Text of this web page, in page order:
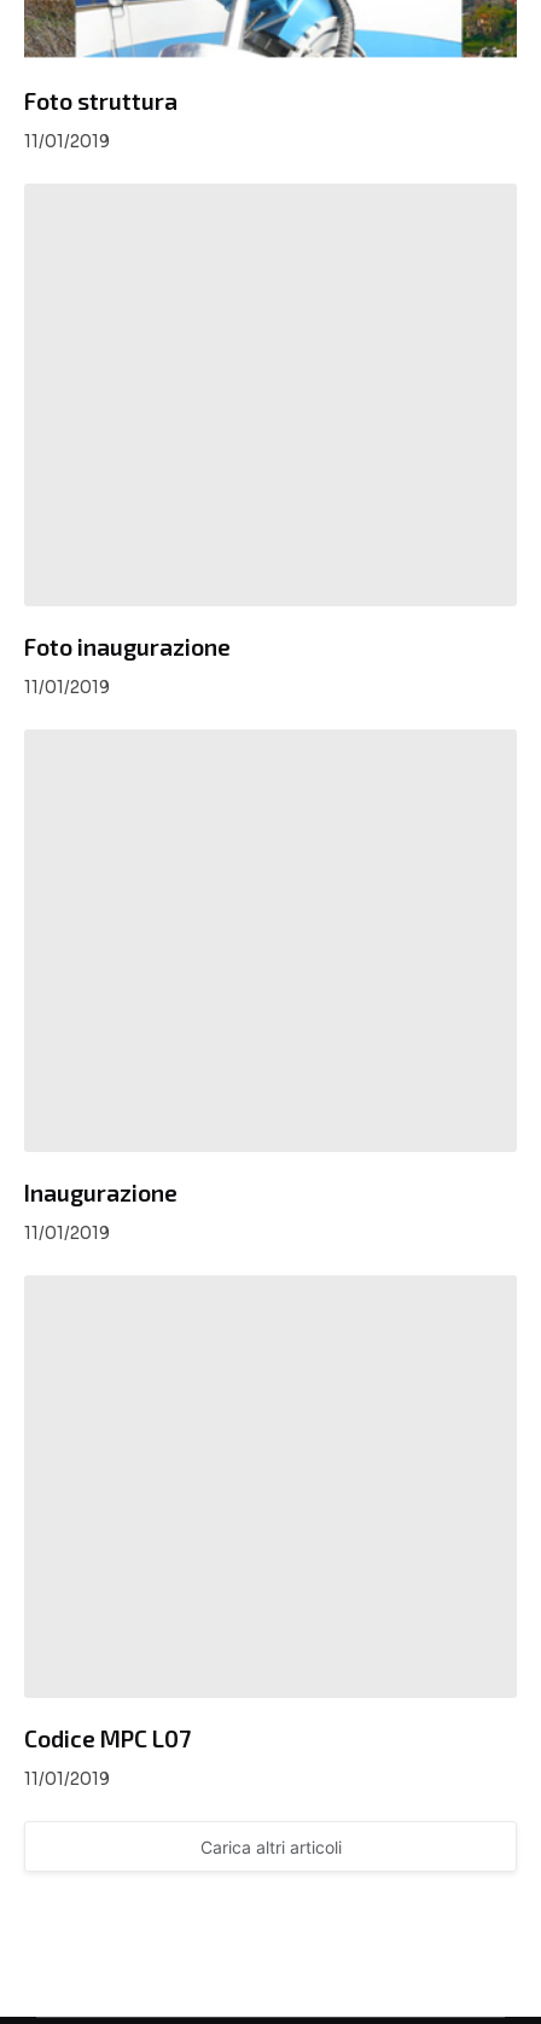
Foto struttura
11/01/2019
Foto inaugurazione
11/01/2019
Inaugurazione
11/01/2019
Codice MPC L07
11/01/2019
Carica altri articoli